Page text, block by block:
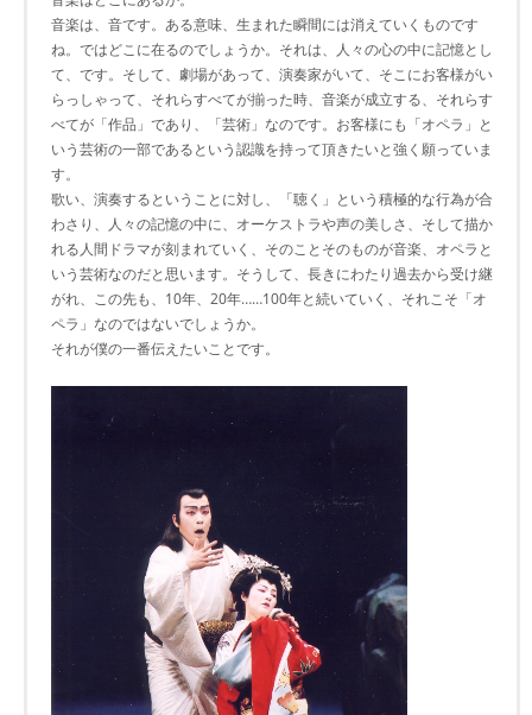
音楽は、音です。ある意味、生まれた瞬間には消えていくものです
ね。ではどこに在るのでしょうか。それは、人々の心の中に記憶とし
て、です。そして、劇場があって、演奏家がいて、そこにお客様がい
らっしゃって、それらすべてが揃った時、音楽が成立する、それらす
べてが「作品」であり、「芸術」なのです。お客様にも「オペラ」と
いう芸術の一部であるという認識を持って頂きたいと強く願っていま
す。
歌い、演奏するということに対し、「聴く」という積極的な行為が合
わさり、人々の記憶の中に、オーケストラや声の美しさ、そして描か
れる人間ドラマが刻まれていく、そのことそのものが音楽、オペラと
いう芸術なのだと思います。そうして、長きにわたり過去から受け継
がれ、この先も、10年、20年……100年と続いていく、それこそ「オ
ペラ」なのではないでしょうか。
それが僕の一番伝えたいことです。